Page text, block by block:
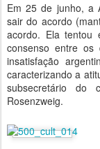
Em 25 de junho, a
sair do acordo
acordo. Ela tentou
consenso entre
insatisfação
caracterizando a
subsecretário do
Rosenzweig.